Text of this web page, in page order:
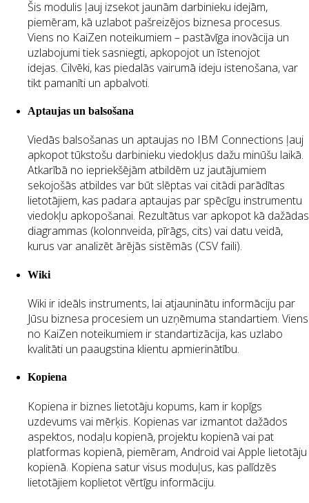
Šis modulis ļauj izsekot jaunām darbinieku idejām,
piemēram, kā uzlabot pašreizējos biznesa procesus.
Viens no KaiZen noteikumiem – pastāvīga inovācija un
uzlabojumi tiek sasniegti, apkopojot un īstenojot
idejas. Cilvēki, kas piedalās vairumā ideju istenošana, var
tikt pamanīti un apbalvoti.
Aptaujas un balsošana
Viedās balsošanas un aptaujas no IBM Connections ļauj
apkopot tūkstošu darbinieku viedokļus dažu minūšu laikā.
Atkarībā no iepriekšējām atbildēm uz jautājumiem
sekojošās atbildes var būt slēptas vai citādi parādītas
lietotājiem, kas padara aptaujas par spēcīgu instrumentu
viedokļu apkopošanai. Rezultātus var apkopot kā dažādas
diagrammas (kolonnveida, pīrāgs, cits) vai datu veidā,
kurus var analizēt ārējās sistēmās (CSV faili).
Wiki
Wiki ir ideāls instruments, lai atjauninātu informāciju par
Jūsu biznesa procesiem un uzņēmuma standartiem. Viens
no KaiZen noteikumiem ir standartizācija, kas uzlabo
kvalitāti un paaugstina klientu apmierinātību.
Kopiena
Kopiena ir biznes lietotāju kopums, kam ir kopīgs
uzdevums vai mērķis. Kopienas var izmantot dažādos
aspektos, nodaļu kopienā, projektu kopienā vai pat
platformas kopienā, piemēram, Android vai Apple lietotāju
kopienā. Kopiena satur visus moduļus, kas palīdzēs
lietotājiem koplietot vērtīgu informāciju.